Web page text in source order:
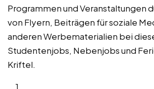
Programmen und Veranstaltungen
von Flyern, Beiträgen für soziale
anderen Werbematerialien bei
Studentenjobs, Nebenjobs und
Kriftel.